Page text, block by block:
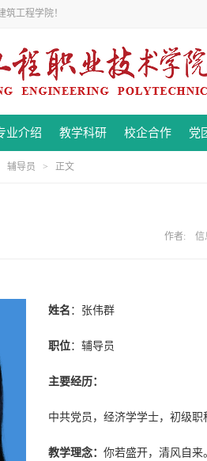
工程学院！
业介绍 教学科研 校企合作 党
辅导员 > 正文
作者: 信
姓名 ：张伟群
职位：辅导员
主要经历：
中共党员，经济学学士，初级
教学理念： 你若盛开，清风自来